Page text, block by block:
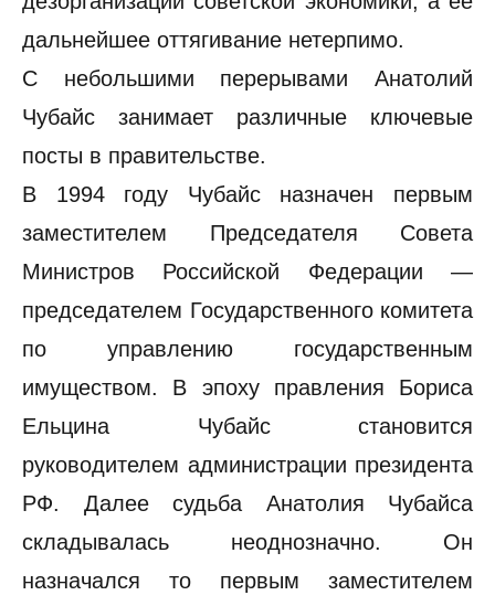
дальнейшее оттягивание нетерпимо.
С небольшими перерывами Анатолий
Чубайс занимает различные ключевые
посты в правительстве.
В 1994 году Чубайс назначен первым
заместителем Председателя Совета
Министров Российской Федерации —
председателем Государственного комитета
по управлению государственным
имуществом. В эпоху правления Бориса
Ельцина Чубайс становится
руководителем администрации президента
РФ. Далее судьба Анатолия Чубайса
складывалась неоднозначно. Он
назначался то первым заместителем